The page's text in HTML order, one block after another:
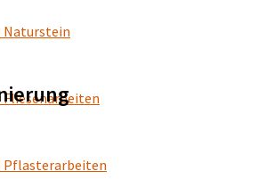
Naturstein
Fliesenarbeiten
Pflasterarbeiten